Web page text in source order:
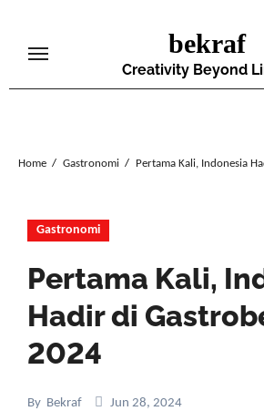
content
bekraf
Creativity Beyond
Home Gastronomi Pertama Kali, Indonesia
Gastronomi
Pertama Kali,
Hadir di
2024
By Bekraf Jun 28, 2024